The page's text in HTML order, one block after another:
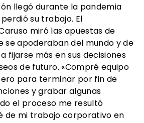
llegó durante la pandemia
su trabajo. El
miró las apuestas de
se apoderaban del mundo y de
fijarse más en sus decisiones
de futuro. «Compré equipo
para terminar por fin de
y grabar algunas
el proceso me resultó
de mi trabajo corporativo en